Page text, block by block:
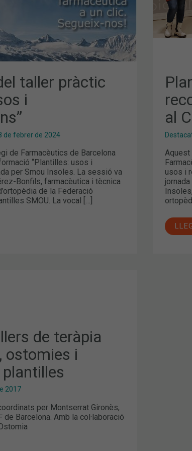
taller pràctic
i
de febrer de 2024
de Farmacèutics de Barcelona
“Plantilles: usos i
per Smou Insoles. La sessió va
Bonfils, farmacèutica i tècnica
de la Federació
SMOU. La vocal […]
al
Aquest
usos i
de teràpia
ostomies i
2017
per Montserrat Gironès,
de Barcelona. Amb la col·laboració